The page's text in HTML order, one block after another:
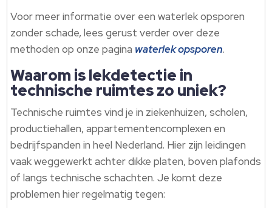
Voor meer informatie over een waterlek opsporen
zonder schade, lees gerust verder over deze
methoden op onze pagina waterlek opsporen.
Waarom is lekdetectie in
technische ruimtes zo uniek?
Technische ruimtes vind je in ziekenhuizen, scholen,
productiehallen, appartementencomplexen en
bedrijfspanden in heel Nederland. Hier zijn leidingen
vaak weggewerkt achter dikke platen, boven plafonds
of langs technische schachten. Je komt deze
problemen hier regelmatig tegen: